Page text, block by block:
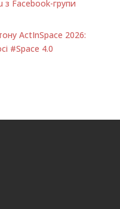
з Facebook-групи
ActInSpace 2026:
#Space 4.0